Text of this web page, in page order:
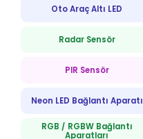
Oto Araç Altı LED
Radar Sensör
PIR Sensör
Neon LED Bağlantı Aparatı
RGB / RGBW Bağlantı
Aparatları